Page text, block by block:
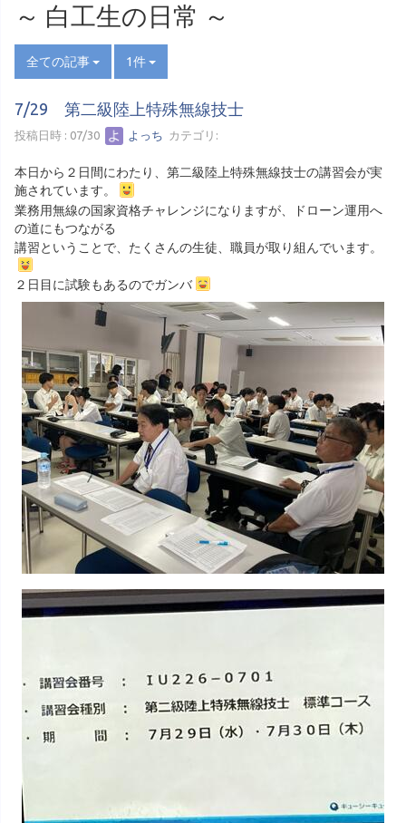
～ 白工生の日常 ～
全ての記事 1件
7/29 第二級陸上特殊無線技士
投稿日時 : 07/30 よっち カテゴリ:
本日から２日間にわたり、第二級陸上特殊無線技士の講習会が実
施されています。
業務用無線の国家資格チャレンジになりますが、ドローン運用へ
の道にもつながる
講習ということで、たくさんの生徒、職員が取り組んでいます。
２日目に試験もあるのでガンバ